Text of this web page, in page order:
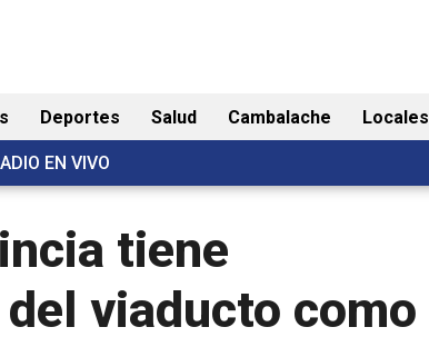
Deportes Salud Cambalache Locales
EN VIVO
tiene
viaducto como